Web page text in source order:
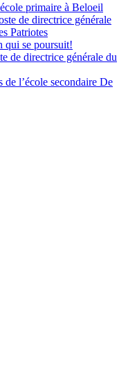
primaire à Beloeil
de directrice générale
Patriotes
qui se poursuit!
de directrice générale du
de l’école secondaire De